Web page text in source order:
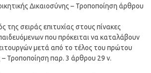
Δικαιοσύνης – Τροποποίηση άρθρου
της σειράς επιτυχίας στους πίνακες
που πρόκειται να καταλάβουν
μετά από το τέλος του πρώτου
Τροποποίηση παρ. 3 άρθρου 29 ν.